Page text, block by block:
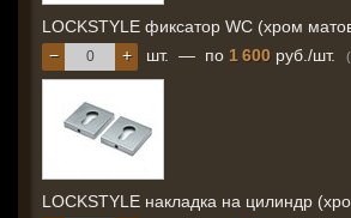
LOCKSTYLE фиксатор WC (хром
+
− шт. — по 1 600 руб./шт.
LOCKSTYLE накладка на цилиндр